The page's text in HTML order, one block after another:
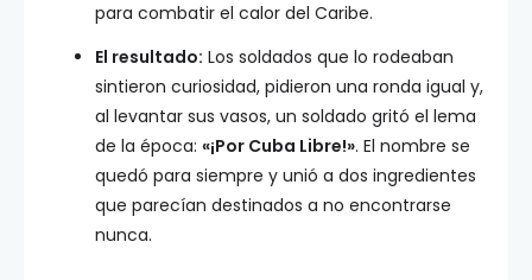
para combatir el calor del Caribe.
El resultado: Los soldados que lo rodeaban
sintieron curiosidad, pidieron una ronda igual y,
al levantar sus vasos, un soldado gritó el lema
de la época: «¡Por Cuba Libre!». El nombre se
quedó para siempre y unió a dos ingredientes
que parecían destinados a no encontrarse
nunca.